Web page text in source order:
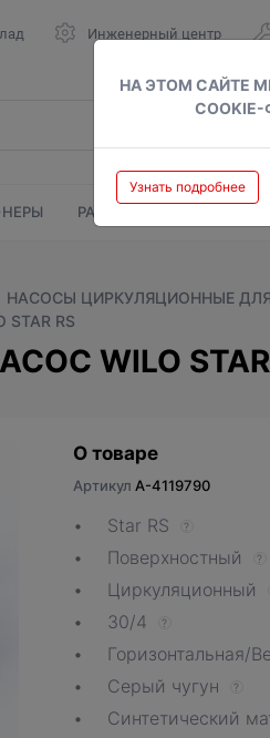
НА ЭТОМ САЙТЕ
Узнать подробнее
Инженерный центр
РАДИАТОРЫ
НАСОСЫ ЦИРКУЛЯЦИОННЫЕ
RS
WILO
О товаре
Артикул A-4119790
Star RS ?
Поверхностный ?
Циркуляционный
30/4 ?
Горизонтальная/
Серый чугун ?
Синтетический